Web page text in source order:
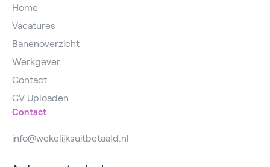
Home
Vacatures
Banenoverzicht
Werkgever
Contact
CV Uploaden
Contact
info@wekelijksuitbetaald.nl